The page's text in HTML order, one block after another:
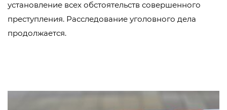
установление всех обстоятельств совершенного
преступления. Расследование уголовного дела
продолжается.